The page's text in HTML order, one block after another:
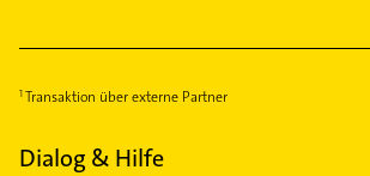
Transaktion über externe Partner
Dialog & Hilfe